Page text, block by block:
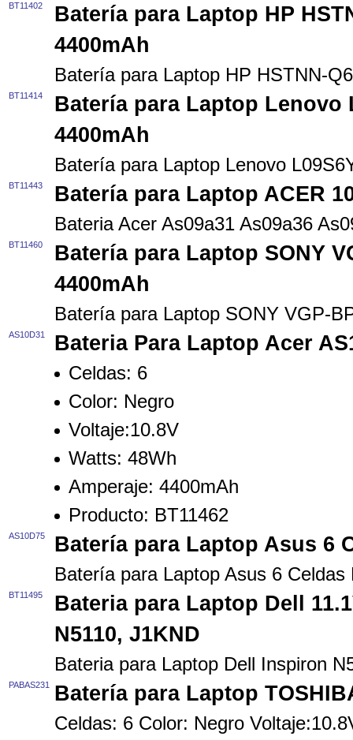
BT11402
Batería para Laptop HP
4400mAh
Batería para Laptop HP HSTNN-
BT11414
Batería para Laptop Lenovo
4400mAh
Batería para Laptop Lenovo
BT11443 Batería para Laptop ACER
Bateria Acer As09a31 As09a36
BT11460
Batería para Laptop SONY
4400mAh
Batería para Laptop SONY VGP-
AS10D31 Bateria Para Laptop Acer
Celdas: 6
Color: Negro
Voltaje:10.8V
Watts: 48Wh
Amperaje: 4400mAh
Producto: BT11462
AS10D75 Batería para Laptop Asus 6
Batería para Laptop Asus 6 Celdas
BT11495
Bateria para Laptop Dell
N5110, J1KND
Bateria para Laptop Dell Inspiron
PABAS231 Batería para Laptop
Celdas: 6 Color: Negro